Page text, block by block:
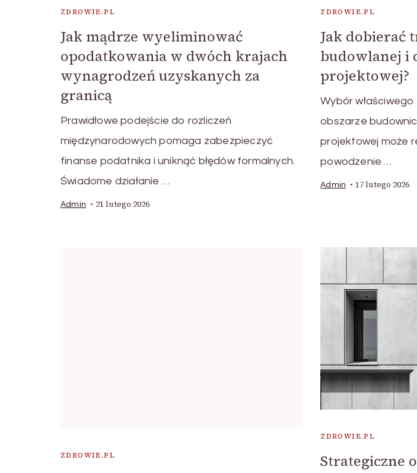
ZDROWIE.PL
Jak mądrze wyeliminować
opodatkowania w dwóch krajach
wynagrodzeń uzyskanych za
granicą
Prawidłowe podejście do rozliczeń
międzynarodowych pomaga zabezpieczyć
finanse podatnika i uniknąć błędów formalnych.
Świadome działanie …
Admin 21 lutego 2026
ZDROWIE.PL
Jak dobierać
budowlanej i
projektowej?
Wybór
obszarze
projektowej może
powodzenie …
Admin 17 lutego 2026
ZDROWIE.PL
ZDROWIE.PL
Strategiczne